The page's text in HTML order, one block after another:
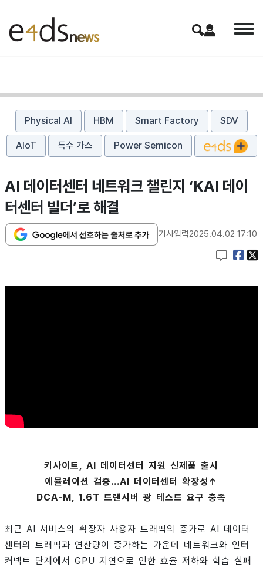
Physical AI HBM Smart Factory SDV
AIoT 특수 가스 Power Semicon
AI 데이터센터 네트워크 챌린지 ‘KAI 데이
터센터 빌더’로 해결
기사입력2025.04.02 17:10
키사이트, AI 데이터센터 지원 신제품 출시
에뮬레이션 검증...AI 데이터센터 확장성↑
DCA-M, 1.6T 트랜시버 광 테스트 요구 충족
최근 AI 서비스의 확장자 사용자 트래픽의 증가로 AI 데이터
센터의 트래픽과 연산량이 증가하는 가운데 네트워크와 인터
커넥트 단계에서 GPU 지연으로 인한 효율 저하와 학습 실패